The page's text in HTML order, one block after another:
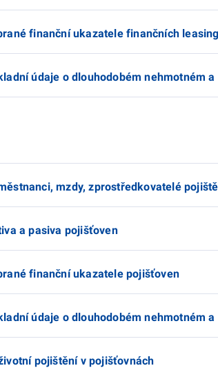
finanční ukazatele finančních
údaje o dlouhodobém nehmotném
mzdy, zprostředkovatelé
a pasiva pojišťoven
finanční ukazatele pojišťoven
údaje o dlouhodobém nehmotném
pojištění v pojišťovnách